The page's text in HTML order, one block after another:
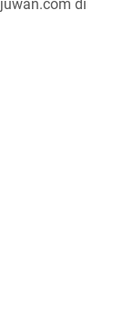
di